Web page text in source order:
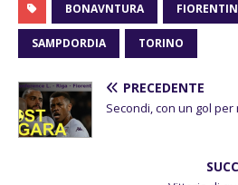
BONAVNTURA
SAMPDORDIA TORINO
PRECEDENTE
Secondi, con un gol